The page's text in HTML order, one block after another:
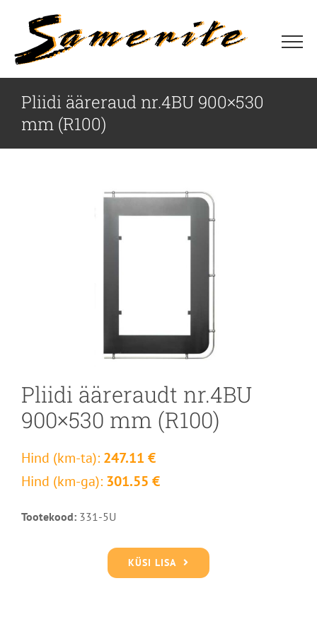
content
Pliidi ääreraud nr.4BU 900×530
mm (R100)
Pliidi ääreraudt nr.4BU
900×530 mm (R100)
Hind (km-ta): 247.11 €
Hind (km-ga): 301.55 €
Tootekood: 331-5U
KÜSI LISA